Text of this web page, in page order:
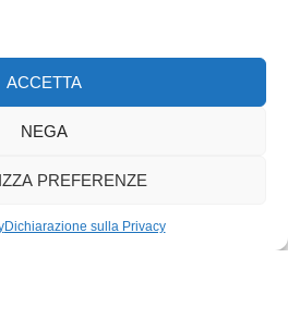
ACCETTA
NEGA
PREFERENZE
Dichiarazione sulla Privacy